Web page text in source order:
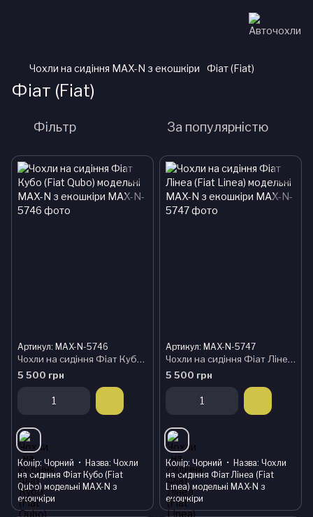
Чохли на сидіння MAX-N з екошкіри Фіат (Fiat)
Фіат (Fiat)
Фільтр За популярністю
Артикул: MAX-N-5746
Чохли на сидіння Фіат Кубо (Fiat Qubo) модельні MAX-N з екошкіри
5 500 грн
Колір Чорний Назва Чохли
на сидіння Фіат Кубо (Fiat
Qubo) модельні MAX-N з
екошкіри
Артикул: MAX-N-5747
Чохли на сидіння Фіат Лінеа (Fiat Linea) модельні MAX-N з екошкіри
5 500 грн
Колір Чорний Назва Чохли
на сидіння Фіат Лінеа (Fiat
Linea) модельні MAX-N з
екошкіри